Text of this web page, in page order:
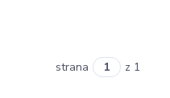
strana z 1